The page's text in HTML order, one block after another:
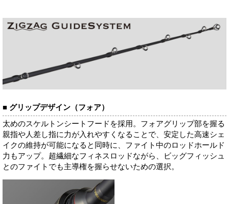
■ グリップデザイン（フォア）
太めのスケルトンシートフードを採用。フォアグリップ部を握る
親指や人差し指に力が入れやすくなることで、安定した高速シェ
イクの維持が可能になると同時に、ファイト中のロッドホールド
力もアップ。超繊細なフィネスロッドながら、ビッグフィッシュ
とのファイトでも主導権を握らせないための選択。